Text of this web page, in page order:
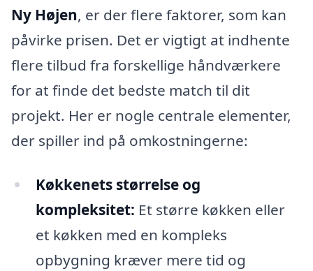
Ny Højen, er der flere faktorer, som kan
påvirke prisen. Det er vigtigt at indhente
flere tilbud fra forskellige håndværkere
for at finde det bedste match til dit
projekt. Her er nogle centrale elementer,
der spiller ind på omkostningerne:
Køkkenets størrelse og
kompleksitet: Et større køkken eller
et køkken med en kompleks
opbygning kræver mere tid og